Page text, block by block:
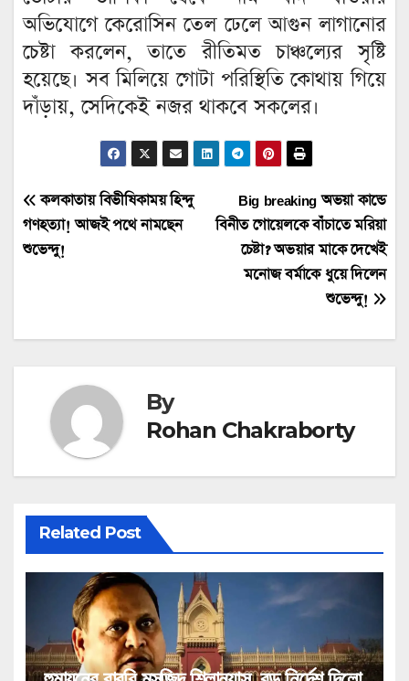
অভিযোগে কেরোসিন তেল ঢেলে আগুন লাগানোর
চেষ্টা করলেন, তাতে রীতিমত চাঞ্চল্যের সৃষ্টি
হয়েছে। সব মিলিয়ে গোটা পরিস্থিতি কোথায় গিয়ে
দাঁড়ায়, সেদিকেই নজর থাকবে সকলের।
Post
navigation
Big breaking অভয়া কান্ডে
বিনীত গোয়েলকে বাঁচাতে মরিয়া
চেষ্টা? অভয়ার মাকে দেখেই
মনোজ বর্মাকে ধুয়ে দিলেন
শুভেন্দু!
কলকাতায় বিভীষিকাময় হিন্দু
গণহত্যা! আজই পথে নামছেন
শুভেন্দু!
By
Rohan Chakraborty
Related Post